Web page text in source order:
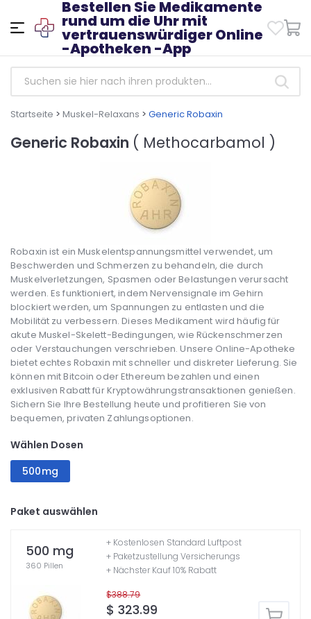
Bestellen Sie Medikamente
rund um die Uhr mit
vertrauenswürdiger Online
-Apotheken -App
Startseite > Muskel-Relaxans > Generic Robaxin
Generic Robaxin ( Methocarbamol )
Robaxin ist ein Muskelentspannungsmittel verwendet, um
Beschwerden und Schmerzen zu behandeln, die durch
Muskelverletzungen, Spasmen oder Belastungen verursacht
werden. Es funktioniert, indem Nervensignale im Gehirn
blockiert werden, um Spannungen zu entlasten und die
Mobilität zu verbessern. Dieses Medikament wird häufig für
akute Muskel-Skelett-Bedingungen, wie Rückenschmerzen
oder Verstauchungen verschrieben. Unsere Online-Apotheke
bietet echtes Robaxin mit schneller und diskreter Lieferung. Sie
können mit Bitcoin oder Ethereum bezahlen und einen
exklusiven Rabatt für Kryptowährungstransaktionen genießen.
Sichern Sie Ihre Bestellung heute und profitieren Sie von
bequemen, privaten Zahlungsoptionen.
Wählen Dosen
500mg
Paket auswählen
500 mg
360 Pillen
$388.79
$ 323.99
+ Kostenlosen Standard Luftpost
+ Paketzustellung Versicherungs
+ Nächster Kauf 10% Rabatt